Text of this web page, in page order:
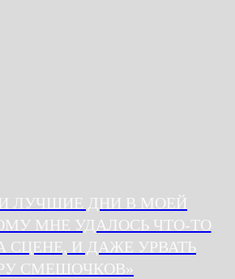
ЛУЧШИЕ ДНИ В МОЕЙ
МНЕ УДАЛОСЬ ЧТО-ТО
СЦЕНЕ, И ДАЖЕ УРВАТЬ
СМЕШОЧКОВ»